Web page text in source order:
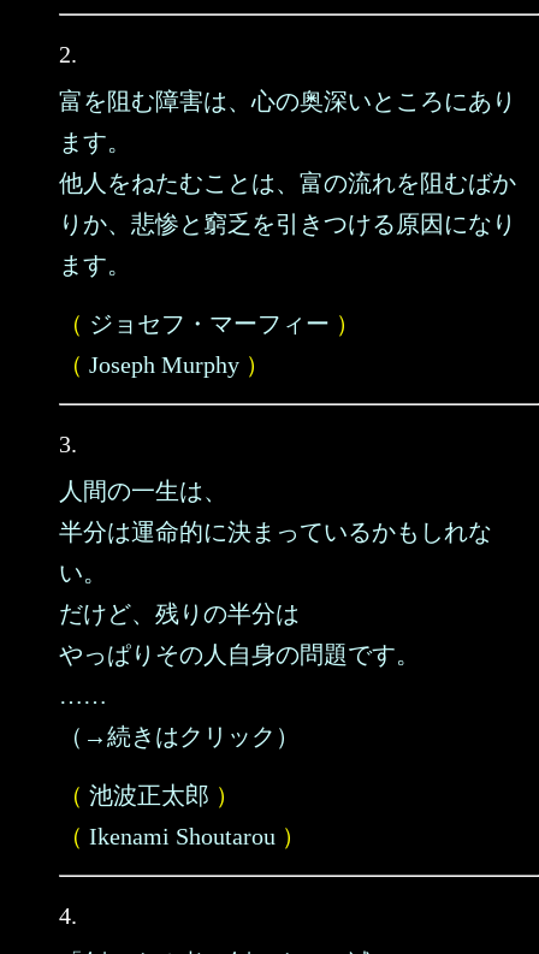
2.
富を阻む障害は、心の奥深いところにあり
ます。
他人をねたむことは、富の流れを阻むばか
りか、悲惨と窮乏を引きつける原因になり
ます。
（ ジョセフ・マーフィー ）
（ Joseph Murphy ）
3.
人間の一生は、
半分は運命的に決まっているかもしれな
い。
だけど、残りの半分は
やっぱりその人自身の問題です。
……
（→続きはクリック）
（ 池波正太郎 ）
（ Ikenami Shoutarou ）
4.